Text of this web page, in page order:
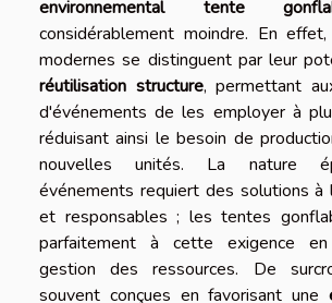
environnemental tente
considérablement moindre. En
modernes se distinguent par leur
réutilisation structure, permettant
d'événements de les employer à
réduisant ainsi le besoin de
nouvelles unités. La nature
événements requiert des solutions
et responsables ; les tentes
parfaitement à cette exigence
gestion des ressources. De
souvent conçues en favorisant une